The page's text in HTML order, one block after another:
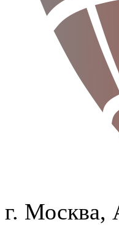
г. Москва,